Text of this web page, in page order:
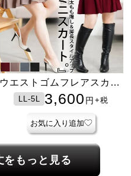
ウエストゴムフレアスカー
LL-5L 3,600 円 +税
お気に入り追加
をもっと見る